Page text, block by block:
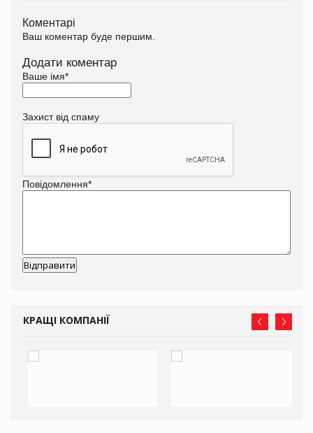
Коментарі
Ваш коментар буде першим.
Додати коментар
Ваше імя*
Захист від спаму
Повідомлення*
КРАЩІ КОМПАНІЇ